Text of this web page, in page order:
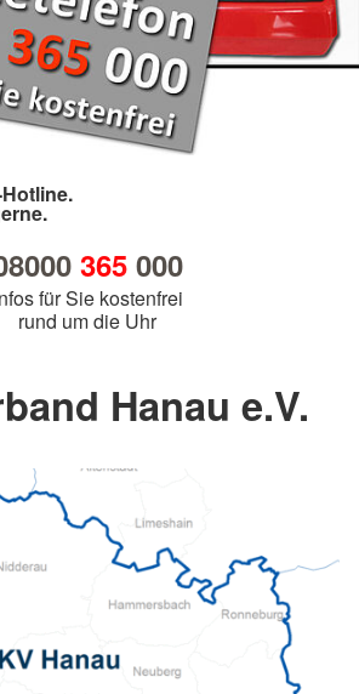
365000
für Sie kostenfrei
rund um die Uhr
Hanau e.V.